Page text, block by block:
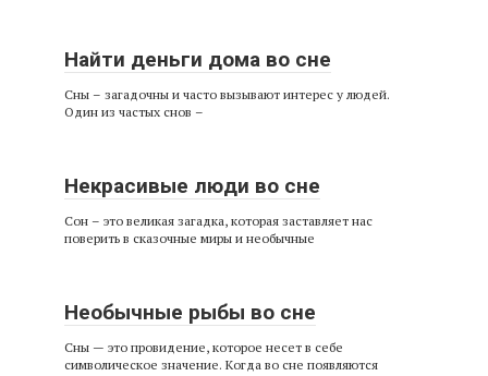
Найти деньги дома во сне
Сны – загадочны и часто вызывают интерес у людей.
Один из частых снов –
Некрасивые люди во сне
Сон – это великая загадка, которая заставляет нас
поверить в сказочные миры и необычные
Необычные рыбы во сне
Сны — это провидение, которое несет в себе
символическое значение. Когда во сне появляются